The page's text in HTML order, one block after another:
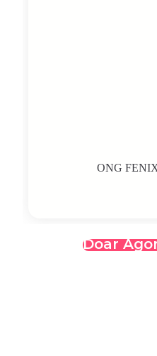
ONG
Doar